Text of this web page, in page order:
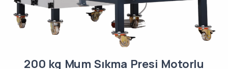
200 kg Mum Sıkma Presi Motorlu